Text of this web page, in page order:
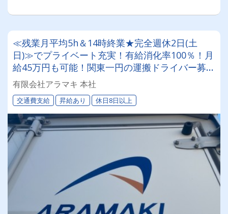
≪残業月平均5h＆14時終業★完全週休2日(土
日)≫でプライベート充実！有給消化率100％！月
給45万円も可能！関東一円の運搬ドライバー募
集！◆創業35年、平均勤続20年以上の定着率の
高さが自慢です✨
有限会社アラマキ 本社
交通費支給 昇給あり 休日8日以上